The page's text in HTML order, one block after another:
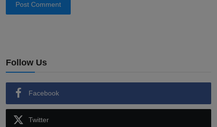
Post Comment
Follow Us
Facebook
Twitter